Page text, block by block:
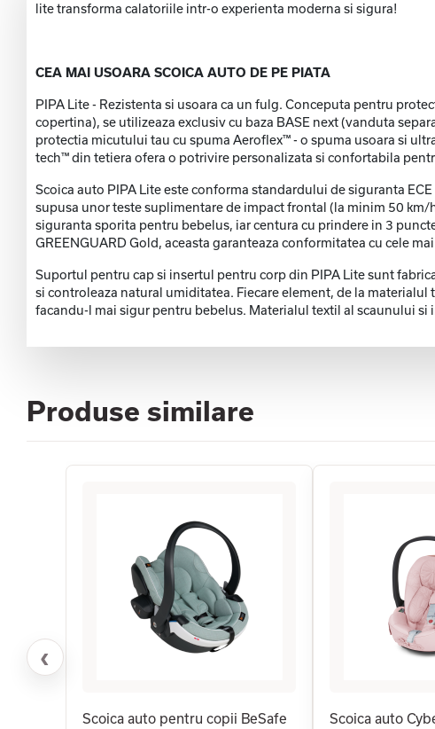
lite transforma calatoriile intr-o experienta moderna si sigura!
CEA MAI USOARA SCOICA AUTO DE PE PIATA
PIPA Lite - Rezistenta si usoara ca un fulg. Conceputa pentru
copertina), se utilizeaza exclusiv cu baza BASE next (vanduta
protectia micutului tau cu spuma Aeroflex™ - o spuma usoara si
tech™ din tetiera ofera o potrivire personalizata si confortabila
Scoica auto PIPA Lite este conforma standardului de siguranta
supusa unor teste suplimentare de impact frontal (la minim 50
siguranta sporita pentru bebelus, iar centura cu prindere in 3
GREENGUARD Gold, aceasta garanteaza conformitatea cu cele
Suportul pentru cap si insertul pentru corp din PIPA Lite sunt
si controleaza natural umiditatea. Fiecare element, de la
facandu-l mai sigur pentru bebelus. Materialul textil al scaunului
Produse similare
‹
Scoica auto pentru copii BeSafe
Scoica auto